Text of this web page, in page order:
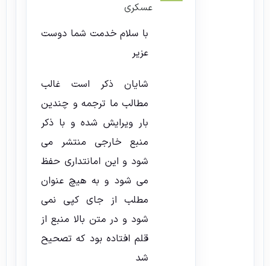
عسکری
با سلام خدمت شما دوست
عزیر
شایان ذکر است غالب
مطالب ما ترجمه و چندین
بار ویرایش شده و با ذکر
منبع خارجی منتشر می
شود و این امانتداری حفظ
می شود و به هیچ عنوان
مطلب از جای کپی نمی
شود و در متن بالا منبع از
قلم افتاده بود که تصحیح
شد